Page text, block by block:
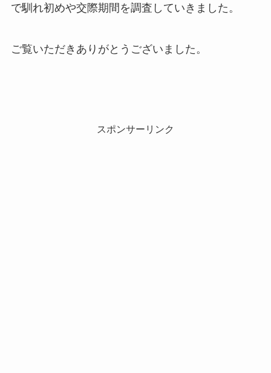
で馴れ初めや交際期間を調査していきました。
ご覧いただきありがとうございました。
スポンサーリンク